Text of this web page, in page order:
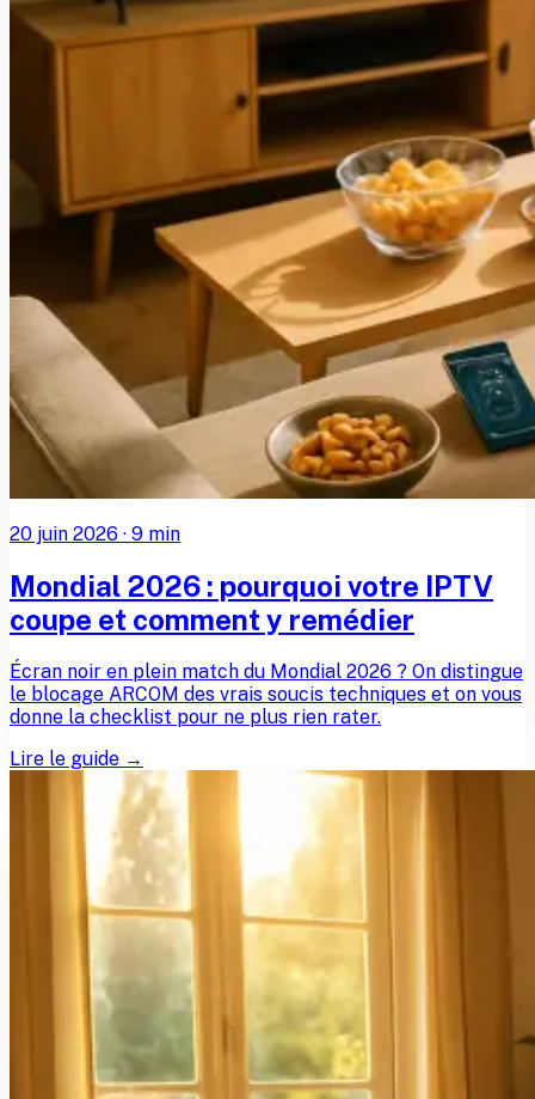
20 juin 2026 · 9 min
Mondial 2026 : pourquoi votre IPTV
coupe et comment y remédier
Écran noir en plein match du Mondial 2026 ? On distingue
le blocage ARCOM des vrais soucis techniques et on vous
donne la checklist pour ne plus rien rater.
Lire le guide →